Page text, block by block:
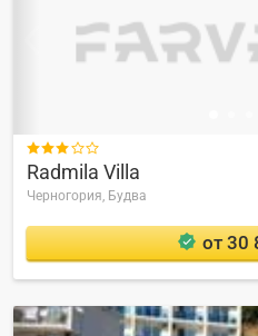

Radmila Villa
Черногория, Будва
от 30